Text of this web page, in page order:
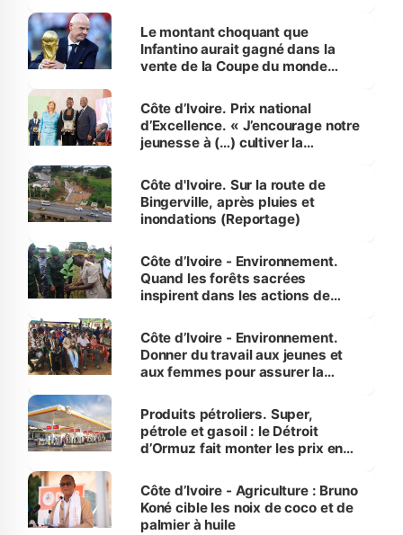
Le montant choquant que
Infantino aurait gagné dans la
vente de la Coupe du monde
Côte d’Ivoire. Prix national
d’Excellence. « J’encourage notre
jeunesse à (…) cultiver la
(Alassane Ouattara
Côte d'Ivoire. Sur la route de
Bingerville, après pluies et
inondations (Reportage)
Côte d’Ivoire - Environnement.
Quand les forêts sacrées
inspirent dans les actions de
Côte d’Ivoire - Environnement.
Donner du travail aux jeunes et
aux femmes pour assurer la
menacées
Produits pétroliers. Super,
pétrole et gasoil : le Détroit
d’Ormuz fait monter les prix en
Côte d’Ivoire - Agriculture : Bruno
Koné cible les noix de coco et de
palmier à huile